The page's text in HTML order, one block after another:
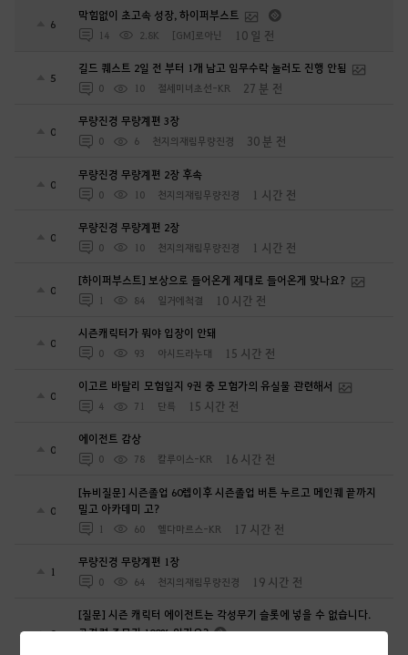
6
막힘없이 초고속 성장, 하이퍼부스트
14 2.8K [GM]로아닌 10 일 전
5
길드 퀘스트 2일 전 부터 1개 남고 임무수락 눌러도 진행 안됨
0 10 절세미녀초선-KR 27 분 전
0
무량진경 무량계편 3장
0 6 천지의재림무량진경 30 분 전
0
무량진경 무량계편 2장 후속
0 10 천지의재림무량진경 1 시간 전
0
무량진경 무량계편 2장
0 10 천지의재림무량진경 1 시간 전
0
[하이퍼부스트] 보상으로 들어온게 제대로 들어온게 맞나요?
1 84 일거에척결 10 시간 전
0
시즌캐릭터가 뭐야 입장이 안돼
0 93 아시드라누대 15 시간 전
0
이고르 바탈리 모험일지 9권 중 모험가의 유실물 관련해서
4 71 단륵 15 시간 전
0
에이전트 감상
0 78 칼루이스-KR 16 시간 전
0
[뉴비질문] 시즌졸업 60렙이후 시즌졸업 버튼 누르고 메인퀘 끝까지
밀고 아카데미 고?
1 60 헬다마르스-KR 17 시간 전
1
무량진경 무량계편 1장
0 64 천지의재림무량진경 19 시간 전
0
[질문] 시즌 캐릭터 에이전트는 각성무기 슬롯에 넣을 수 없습니다.
공격력 주무기 100% 인가요?